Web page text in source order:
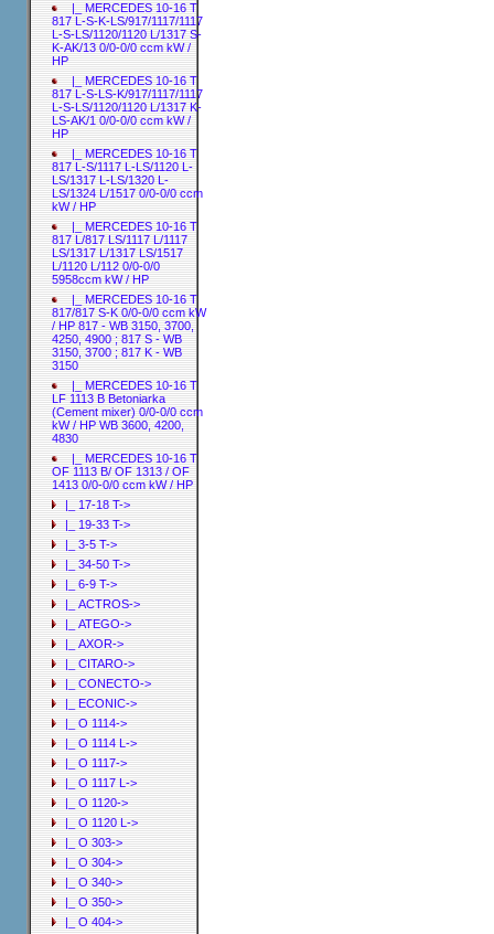
|_ MERCEDES 10-16 T
817 L-S-K-LS/917/1117/1117
L-S-LS/1120/1120 L/1317 S-
K-AK/13 0/0-0/0 ccm kW /
HP
|_ MERCEDES 10-16 T
817 L-S-LS-K/917/1117/1117
L-S-LS/1120/1120 L/1317 K-
LS-AK/1 0/0-0/0 ccm kW /
HP
|_ MERCEDES 10-16 T
817 L-S/1117 L-LS/1120 L-
LS/1317 L-LS/1320 L-
LS/1324 L/1517 0/0-0/0 ccm
kW / HP
|_ MERCEDES 10-16 T
817 L/817 LS/1117 L/1117
LS/1317 L/1317 LS/1517
L/1120 L/112 0/0-0/0
5958ccm kW / HP
|_ MERCEDES 10-16 T
817/817 S-K 0/0-0/0 ccm kW
/ HP 817 - WB 3150, 3700,
4250, 4900 ; 817 S - WB
3150, 3700 ; 817 K - WB
3150
|_ MERCEDES 10-16 T
LF 1113 B Betoniarka
(Cement mixer) 0/0-0/0 ccm
kW / HP WB 3600, 4200,
4830
|_ MERCEDES 10-16 T
OF 1113 B/ OF 1313 / OF
1413 0/0-0/0 ccm kW / HP
|_ 17-18 T->
|_ 19-33 T->
|_ 3-5 T->
|_ 34-50 T->
|_ 6-9 T->
|_ ACTROS->
|_ ATEGO->
|_ AXOR->
|_ CITARO->
|_ CONECTO->
|_ ECONIC->
|_ O 1114->
|_ O 1114 L->
|_ O 1117->
|_ O 1117 L->
|_ O 1120->
|_ O 1120 L->
|_ O 303->
|_ O 304->
|_ O 340->
|_ O 350->
|_ O 404->